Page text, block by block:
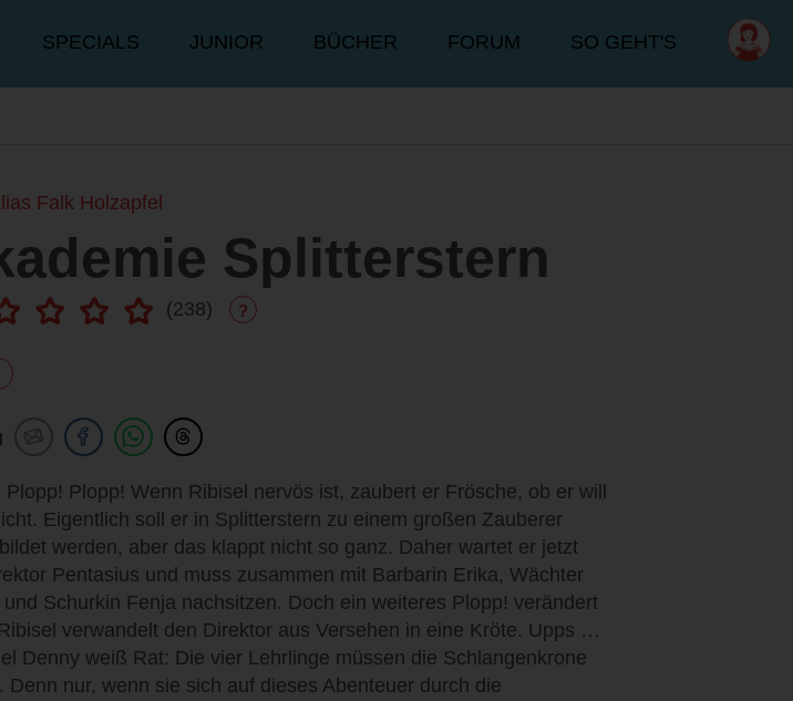
Hauptmenü
SPECIALS JUNIOR BÜCHER FORUM SO GEHT'S
Falk Holzapfel
Splitterstern
(238) ?
Plopp! Plopp! Wenn Ribisel nervös ist, zaubert er Frösche, ob er will
Eigentlich soll er in Splitterstern zu einem großen Zauberer
werden, aber das klappt nicht so ganz. Daher wartet er jetzt
Pentasius und muss zusammen mit Barbarin Erika, Wächter
und Schurkin Fenja nachsitzen. Doch ein weiteres Plopp! verändert
verwandelt den Direktor aus Versehen in eine Kröte. Upps …
Denny weiß Rat: Die vier Lehrlinge müssen die Schlangenkrone
Denn nur, wenn sie sich auf dieses Abenteuer durch die